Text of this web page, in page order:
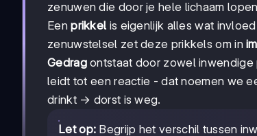
zenuwen die door je hele lichaam
Eenprikkel is eigenlijk alles wat
zenuwstelsel zet deze prikkels om in
Gedragontstaat door zowel inwendige
leidt tot een reactie - dat noemen we
drinkt → dorst is weg.
Let op: Begrijp het verschil tussen